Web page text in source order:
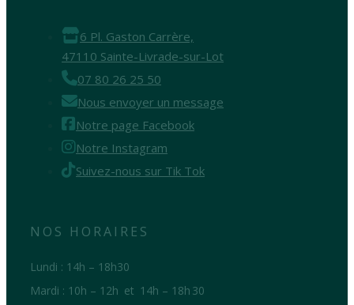
6 Pl. Gaston Carrère,
47110 Sainte-Livrade-sur-Lot
07 80 26 25 50
Nous envoyer un message
Notre page Facebook
Notre Instagram
Suivez-nous sur Tik Tok
NOS HORAIRES
Lundi : 14h – 18h30
Mardi : 10h – 12h et 14h – 18h 30